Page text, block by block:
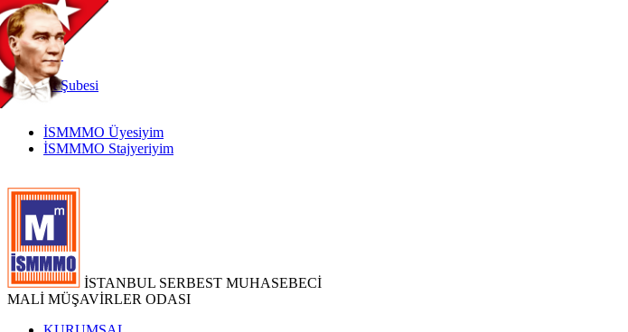
TR
|
EN
İnternetŞubesi
İSMMMO Üyesiyim
İSMMMO Stajyeriyim
İSTANBUL SERBEST MUHASEBECİ
MALİ MÜŞAVİRLER ODASI